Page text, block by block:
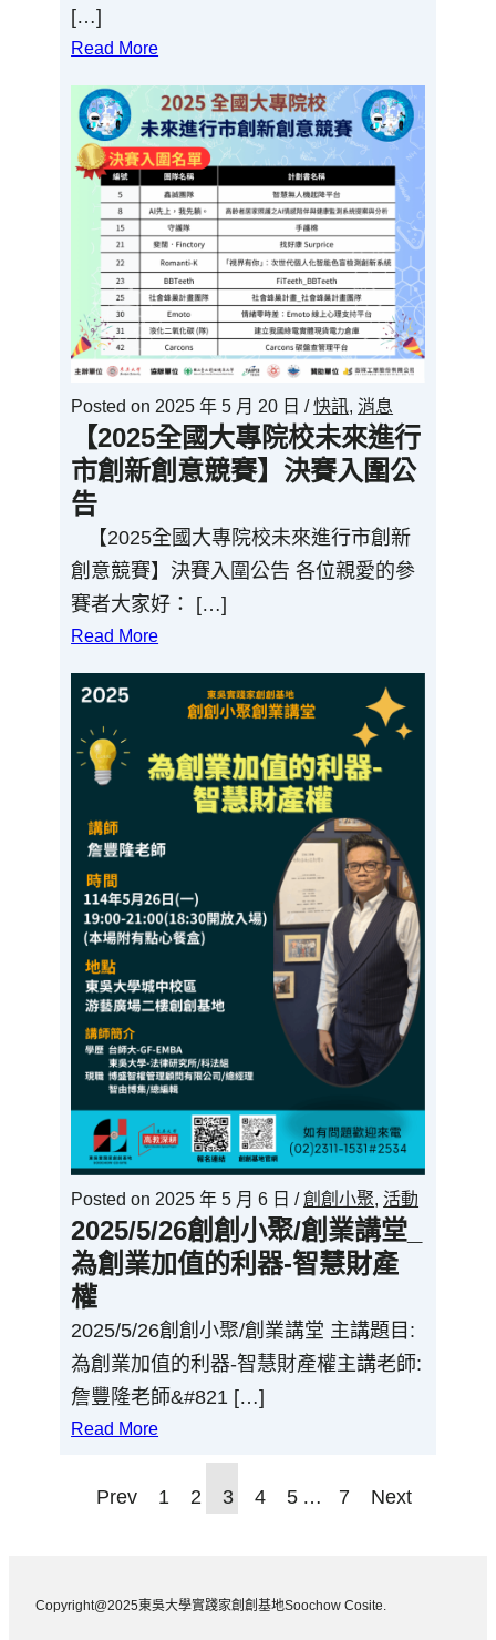
[…]
Read More
Posted on 2025 年 5 月 20 日 /快訊,消息
【2025全國大專院校未來進行
市創新創意競賽】決賽入圍公
告
【2025全國大專院校未來進行市創新
創意競賽】決賽入圍公告 各位親愛的參
賽者大家好： […]
Read More
Posted on 2025 年 5 月 6 日 /創創小聚, 活動
2025/5/26創創小聚/創業講堂_
為創業加值的利器-智慧財產
權
2025/5/26創創小聚/創業講堂 主講題目:
為創業加值的利器-智慧財產權主講老師:
詹豐隆老師&#821 […]
Read More
Prev 1 2 3 4 5 … 7 Next
Copyright@2025東吳大學實踐家創創基地Soochow Cosite.